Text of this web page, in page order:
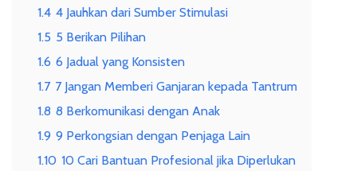
1.4 4 Jauhkan dari Sumber Stimulasi
1.5 5 Berikan Pilihan
1.6 6 Jadual yang Konsisten
1.7 7 Jangan Memberi Ganjaran kepada Tantrum
1.8 8 Berkomunikasi dengan Anak
1.9 9 Perkongsian dengan Penjaga Lain
1.10 10 Cari Bantuan Profesional jika Diperlukan